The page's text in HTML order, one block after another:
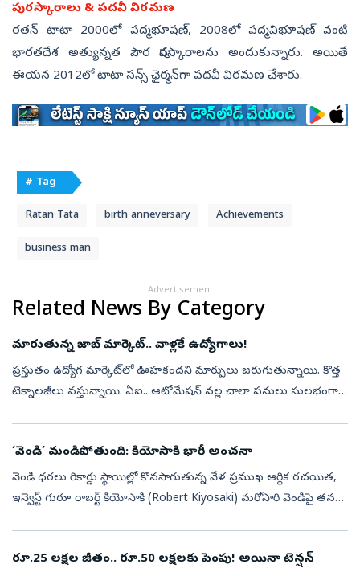
పురస్కారాలు & పదవీ విరమణ
రతన్ టాటా 2000లో పద్మభూషణ్, 2008లో పద్మవిభూషణ్ వంటి
భారతదేశ అత్యున్నత పౌర పురస్కారాలను అందుకున్నారు. అయితే
ఈయన 2012లో టాటా సన్స్ ఛైర్మన్‌గా పదవీ విరమణ చేశారు.
# Tag
Ratan Tata birth anneversary Achievements
business man
Advertisement
Related News By Category
మారుతున్న జాబ్ మార్కెట్.. వాళ్లకే ఉద్యోగాలు!
ప్రస్తుతం ఉద్యోగ మార్కెట్‌లో ఊహకందని మార్పులు జరుగుతున్నాయి. కొత్త
టెక్నాలజీలు వస్తున్నాయి. ఏఐ.. ఆటోమేషన్ వల్ల చాలా పనులు సులభంగా
‘వెండి’ మండిపోతుంది: కియోసాకి భారీ అంచనా
వెండి ధరలు రికార్డు స్థాయిల్లో కొనసాగుతున్న వేళ ప్రముఖ ఆర్థిక రచయిత,
ఇన్వెస్ట్‌ గురూ రాబర్ట్‌ కియోసాకి (Robert Kiyosaki) మరోసారి వెండిపై తన
రూ.25 లక్షల జీతం.. రూ.50 లక్షలకు పెంపు! అయినా టెన్షన్..